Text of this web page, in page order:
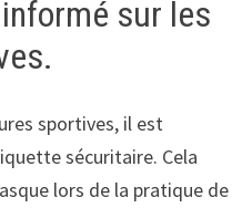
sur les
sportives, il est
sécuritaire. Cela
lors de la pratique de